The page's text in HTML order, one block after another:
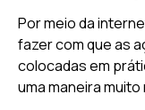
Por meio da
fazer com que as
colocadas em
uma maneira